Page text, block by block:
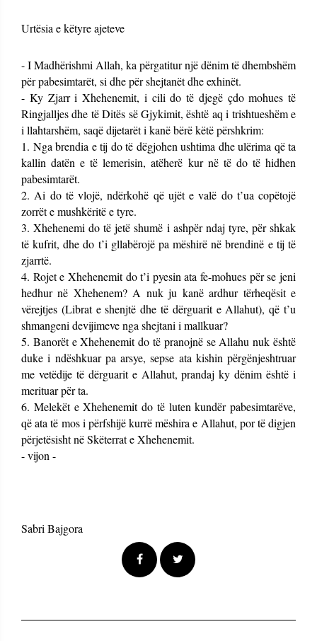
Urtësia e këtyre ajeteve
- I Madhërishmi Allah, ka përgatitur një dënim të dhembshëm
për pabesimtarët, si dhe për shejtanët dhe exhinët.
- Ky Zjarr i Xhehenemit, i cili do të djegë çdo mohues të
Ringjalljes dhe të Ditës së Gjykimit, është aq i trishtueshëm e
i llahtarshëm, saqë dijetarët i kanë bërë këtë përshkrim:
1. Nga brendia e tij do të dëgjohen ushtima dhe ulërima që ta
kallin datën e të lemerisin, atëherë kur në të do të hidhen
pabesimtarët.
2. Ai do të vlojë, ndërkohë që ujët e valë do t’ua copëtojë
zorrët e mushkëritë e tyre.
3. Xhehenemi do të jetë shumë i ashpër ndaj tyre, për shkak
të kufrit, dhe do t’i gllabërojë pa mëshirë në brendinë e tij të
zjarrtë.
4. Rojet e Xhehenemit do t’i pyesin ata fe-mohues për se jeni
hedhur në Xhehenem? A nuk ju kanë ardhur tërheqësit e
vërejtjes (Librat e shenjtë dhe të dërguarit e Allahut), që t’u
shmangeni devijimeve nga shejtani i mallkuar?
5. Banorët e Xhehenemit do të pranojnë se Allahu nuk është
duke i ndëshkuar pa arsye, sepse ata kishin përgënjeshtruar
me vetëdije të dërguarit e Allahut, prandaj ky dënim është i
merituar për ta.
6. Melekët e Xhehenemit do të luten kundër pabesimtarëve,
që ata të mos i përfshijë kurrë mëshira e Allahut, por të digjen
përjetësisht në Skëterrat e Xhehenemit.
- vijon -
Sabri Bajgora